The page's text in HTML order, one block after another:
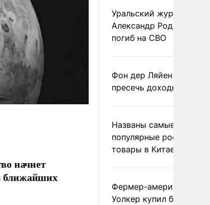
начнет
ближайших
Уральский журналист
Александр Родионов
погиб на СВО
Фон дер Ляйен
пресечь доходы России
Названы самые
популярные российские
товары в Китае
Фермер-американец
Уолкер купил билет в